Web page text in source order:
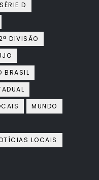
D
DIVISÃO
BRASIL
MUNDO
LOCAIS